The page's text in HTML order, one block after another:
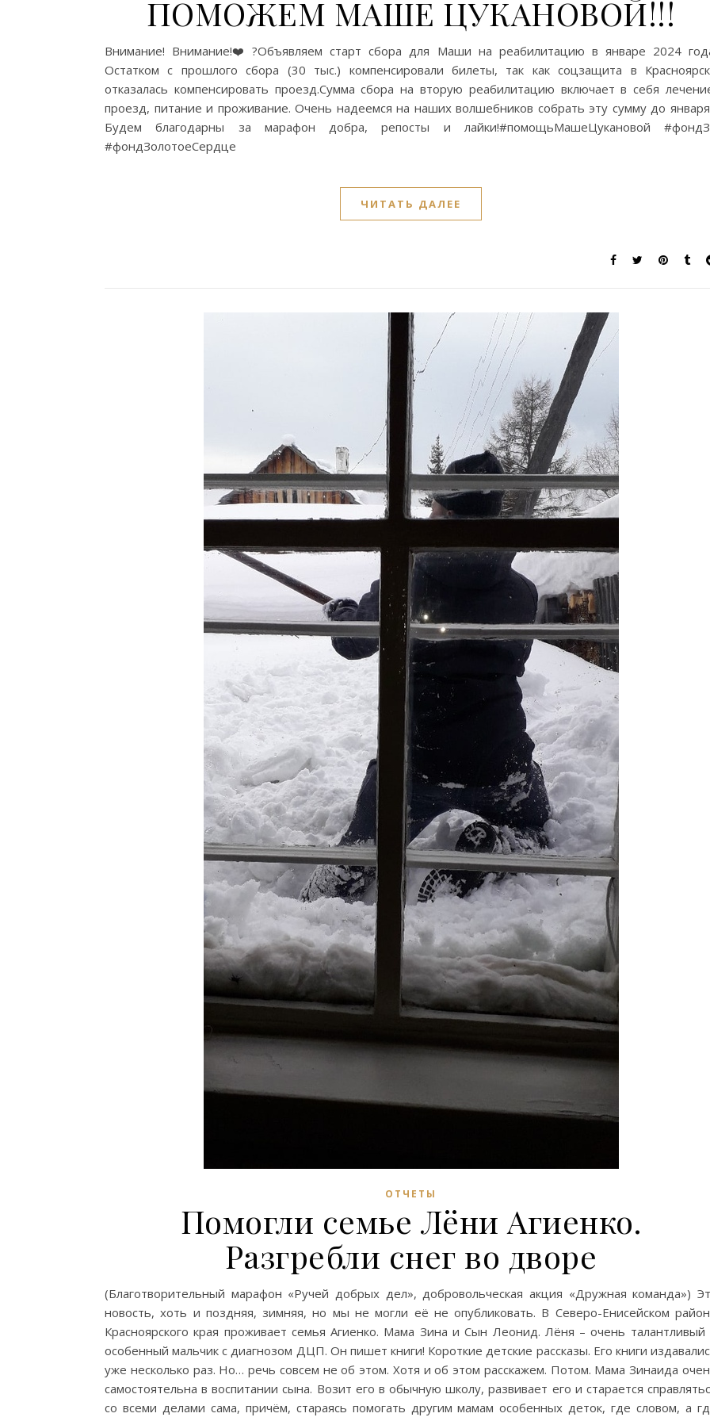
ПОМОЖЕМ МАШЕ ЦУКАНОВОЙ!!!
Внимание! Внимание!❤️?Объявляем старт сбора для Маши на реабилитацию в январе 2024
Остатком с прошлого сбора (30 тыс.) компенсировали билеты, так как соцзащита в
отказалась компенсировать проезд.Сумма сбора на вторую реабилитацию включает в себя
проезд, питание и проживание. Очень надеемся на наших волшебников собрать эту сумму до
Будем благодарны за марафон добра, репосты и лайки!#помощьМашеЦукановой
#фондЗолотоеСердце
ЧИТАТЬ ДАЛЕЕ
ОТЧЕТЫ
Помогли семье Лёни Агиенко.
Разгребли снег во дворе
(Благотворительный марафон «Ручей добрых дел», добровольческая акция «Дружная команда»)
новость, хоть и поздняя, зимняя, но мы не могли её не опубликовать. В Северо-Енисейском
Красноярского края проживает семья Агиенко. Мама Зина и Сын Леонид. Лёня – очень талантливый
особенный мальчик с диагнозом ДЦП. Он пишет книги! Короткие детские рассказы. Его книги
уже несколько раз. Но… речь совсем не об этом. Хотя и об этом расскажем. Потом. Мама Зинаида
самостоятельна в воспитании сына. Возит его в обычную школу, развивает его и старается
со всеми делами сама, причём, стараясь помогать другим мамам особенных деток, где словом, а